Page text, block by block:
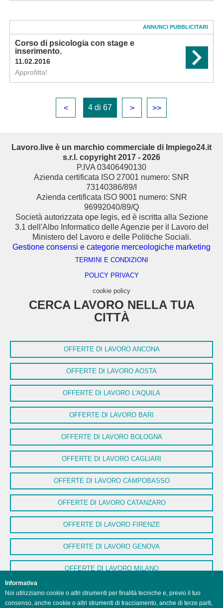
ANNUNCI PUBBLICITARI
Corso di psicologia con stage e
inserimento.
11.02.2016
Approfitta!
< 4 di 67 > >>
Lavoro.live è un marchio commerciale di Impiego24.it
s.r.l. copyright 2017 - 2026
P.IVA 03406490130
Azienda certificata ISO 27001 numero: SNR
73140386/89/I
Azienda certificata ISO 9001 numero: SNR
96992040/89/Q
Società autorizzata ope legis, ed è iscritta alla Sezione
3.1 dell'Albo Informatico delle Agenzie per il Lavoro del
Ministero del Lavoro e delle Politiche Sociali.
Gestione consensi e categorie merceologiche marketing
TERMINI E CONDIZIONI
POLICY PRIVACY
cookie policy
CERCA LAVORO NELLA TUA
CITTÀ
OFFERTE DI LAVORO ANCONA
OFFERTE DI LAVORO AOSTA
OFFERTE DI LAVORO L'AQUILA
OFFERTE DI LAVORO BARI
OFFERTE DI LAVORO BOLOGNA
OFFERTE DI LAVORO CAGLIARI
OFFERTE DI LAVORO CAMPOBASSO
OFFERTE DI LAVORO CATANZARO
OFFERTE DI LAVORO FIRENZE
OFFERTE DI LAVORO GENOVA
OFFERTE DI LAVORO MILANO
OFFERTE DI LAVORO NAPOLI
Informativa
Noi utilizziamo cookie o altri strumenti per finalità tecniche e, previo il tuo
consenso, anche cookie o altri strumenti di tracciamento, anche di terze parti,